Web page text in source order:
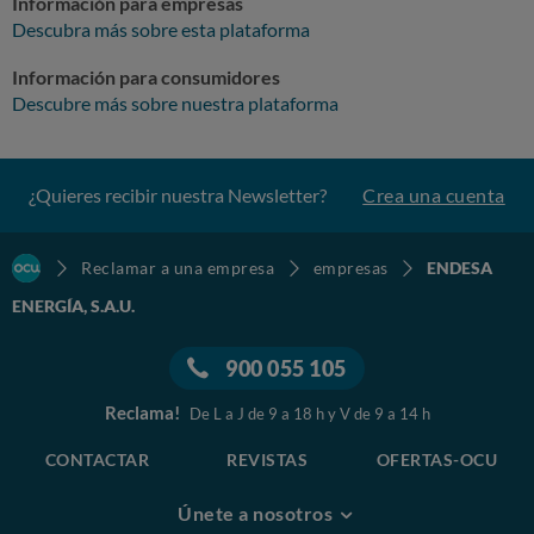
Descubra más sobre esta plataforma
Información para consumidores
Descubre más sobre nuestra plataforma
¿Quieres recibir nuestra Newsletter? Crea una cuenta
Reclamar a una empresa empresas
ENDESA
ENERGÍA, S.A.U.
900 055 105
Reclama! De L a J de 9 a 18 h y V de 9 a 14 h
CONTACTAR REVISTAS OFERTAS-OCU
Únete a nosotros